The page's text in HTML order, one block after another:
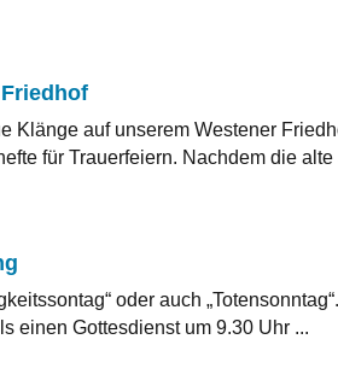
Klänge auf unserem Westener
für Trauerfeiern. Nachdem die
oder auch
einen Gottesdienst um 9.30 Uhr ...